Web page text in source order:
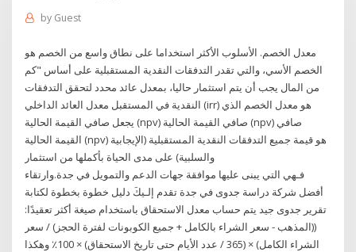
by Guest
معدل الخصم. الأسلوب الأكثر استخداما على نطاق واسع من الخصم هو
الخصم الأسي، والتي تقدر التدفقات النقدية المستقبلية على أساس "كم
من المال يجب أن يتم استثمار حاليا، بمعدل عائد محدد لتحقق التدفقات
النقدية في المستقبل معدل العائد الداخلي (irr) هو معدل الخصم الذي
يجعل صافي القيمة الحالية (npv) صافي القيمة الحالية (npv) صافي
القيمة الحالية (npv) هو قيمة جميع التدفقات النقدية المستقبلية (الإيجابية
والسلبية) على مدى الحياة بأكملها من استثمار
فـهي التي يبنى عليها موافقة جهات الدعم والتمويل في جدة.وارتقاء
أفضل شركة دراسة جدوى في جدة تقدم إلـيكَ دليل خطوة بخطوة لكتابة
تقرير جدوى جيد يتم حساب معدل الاستحقاق باستخدام صيغة أكثر تعقيدًا:
((المذهب - سعر الشراء بالكامل + جميع الكوبونات لفترة الحجز) / سعر
الشراء الكامل) × (365 / عدد الأيام حتى تاريخ الاستحقاق) × 100٪ وهكذا